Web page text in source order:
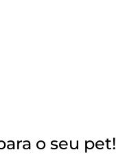
o seu pet!